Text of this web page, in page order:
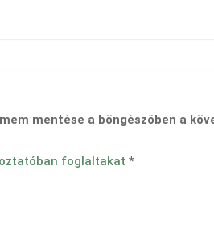
mentése a böngészőben a
foglaltakat *